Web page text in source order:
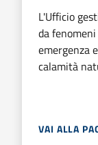
L'Ufficio
da
emergenza
calamità
VAI ALLA